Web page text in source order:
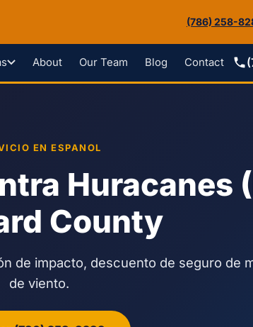
(786) 258-
About Our Team Blog Contact
EN ESPANOL
Huracanes
County
de impacto, descuento de seguro de
de viento.